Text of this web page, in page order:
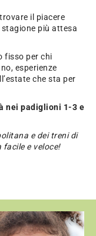
il piacere
più attesa
fisso per chi
esperienze
che sta per
nei padiglioni 1-3 e
e dei treni di
facile e veloce!